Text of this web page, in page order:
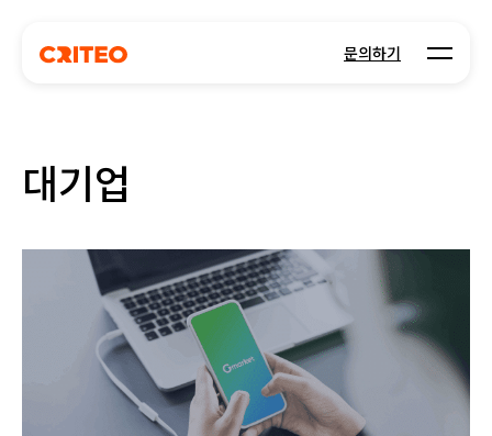
문의하기 Open
대기업